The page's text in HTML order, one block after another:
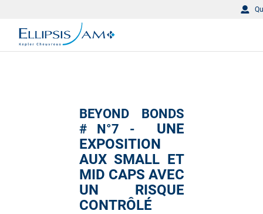
BEYOND BONDS
# N°7 -
UNE
EXPOSITION
AUX SMALL ET
MID CAPS AVEC
UN RISQUE
CONTRÔLÉ